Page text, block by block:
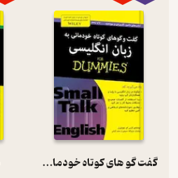
گفت گو های کوتاه خودمانی به زبان انگلیسی